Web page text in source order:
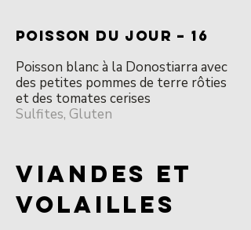
POISSON DU JOUR – 16
Poisson blanc à la Donostiarra avec
des petites pommes de terre rôties
et des tomates cerises
Sulfites, Gluten
VIANDES ET
VOLAILLES